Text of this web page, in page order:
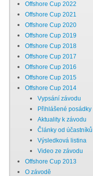
Kdo jsme
Zveme vás mezi nás
Setkání ČANY
Chci se stát členem
Oznámení
Členské příspěvky
Offshore Cup 2022
Offshore Cup 2021
Offshore Cup 2020
Offshore Cup 2019
Offshore Cup 2018
Offshore Cup 2017
Offshore Cup 2016
Offshore Cup 2015
Offshore Cup 2014
Vypsání závodu
Přihlášené posádky
Aktuality k závodu
Články od účastníků
Výsledková listina
Video ze závodu
Offshore Cup 2013
O závodě